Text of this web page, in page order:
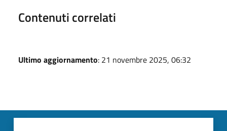
Contenuti correlati
Ultimo aggiornamento: 21 novembre 2025, 06:32